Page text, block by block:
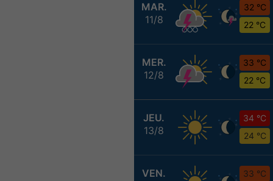
MAR.
11/8
32 °C
22 °C
MER.
12/8
33 °C
22 °C
JEU.
13/8
34 °C
24 °C
VEN.
33 °C